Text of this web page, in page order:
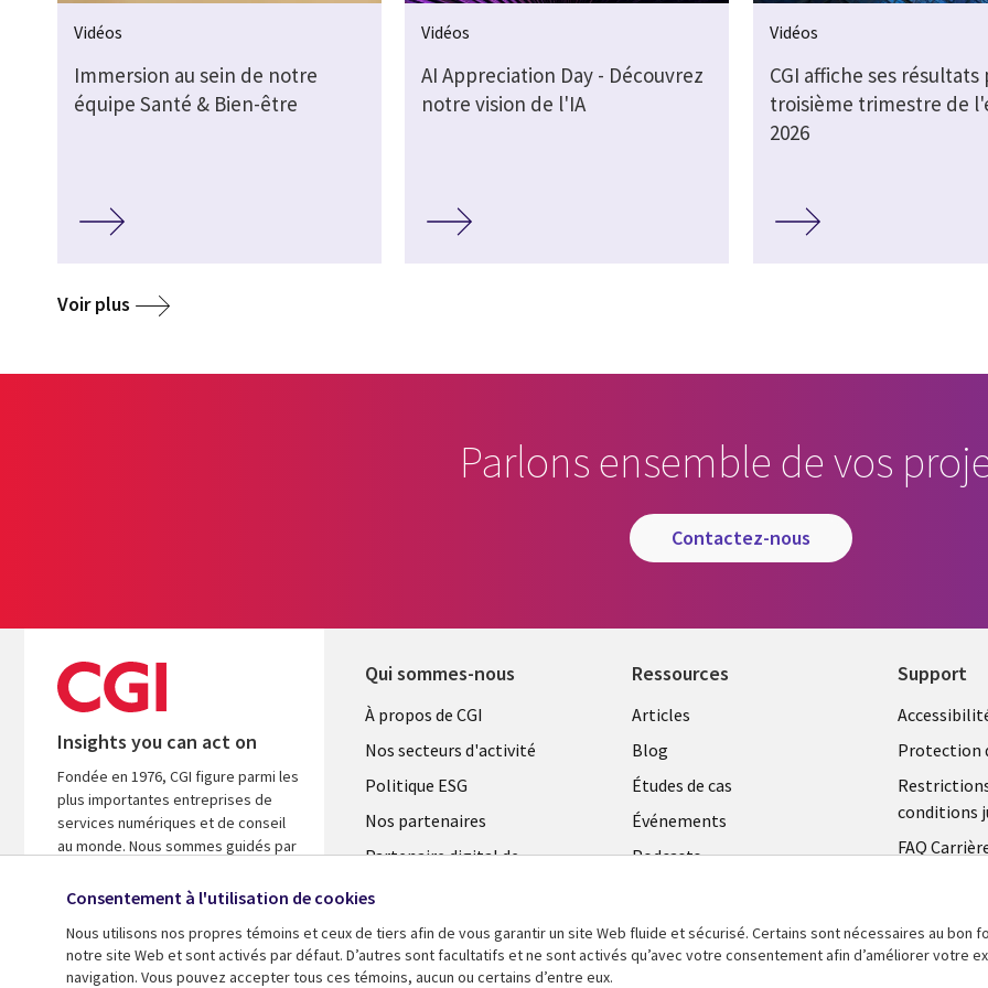
Vidéos
Immersion au sein de notre
équipe Santé & Bien-être
Vidéos
AI Appreciation Day - Découvrez
notre vision de l'IA
Vidéos
CGI affiche ses résultats
troisième trimestre de
2026
Voir plus
Parlons ensemble de vos
contactez-nous
Insights you can act on
Fondée en 1976, CGI figure parmi les
plus importantes entreprises de
services numériques et de conseil
au monde. Nous sommes guidés par
d’accélérer le rendement de vos
A propos de CGI
Qui sommes-nous
Useful
links
FRANCE
À propos de CGI
Nos secteurs d'activité
Politique ESG
Nos partenaires
Partenaire digital de
Fusions
Ressources
Library
Links
FRANCE
Articles
Blog
Études de cas
Événements
Podcasts
Vidéos
En voir plus
Support
Legal
Protection
conditions
FAQ
Consentement à l'utilisation de cookies
Nous utilisons nos propres témoins et ceux de tiers afin de vous garantir un site Web fluide et sécurisé. Certains sont nécessaires au bon
notre site Web et sont activés par défaut. D’autres sont facultatifs et ne sont activés qu’avec votre consentement afin d’améliorer votre
navigation. Vous pouvez accepter tous ces témoins, aucun ou certains d’entre eux.